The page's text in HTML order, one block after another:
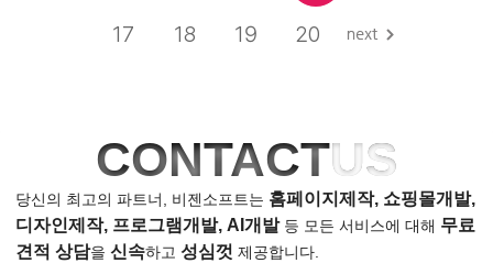
17 18 19 20
CONTACTUS
당신의 최고의 파트너, 비젠소프트는 홈페이지제작, 쇼핑몰개발,
디자인제작, 프로그램개발, AI개발등 모든 서비스에 대해 무료
견적 상담을 신속하고 성심껏 제공합니다.